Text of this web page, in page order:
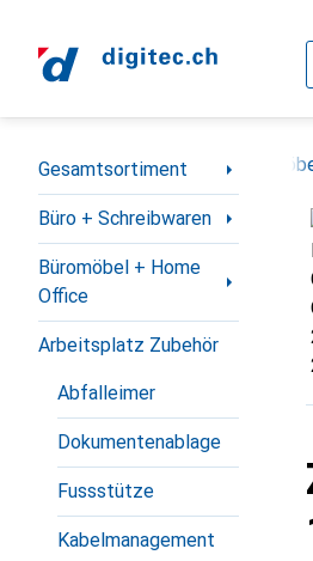
Navigation nach Kategorien
Gesamtsortiment
Büro + Schreibwaren
Büromöbel + Home
Office
Arbeitsplatz Zubehör
Abfalleimer
Dokumentenablage
Fussstütze
Kabelmanagement
Büro + Schreibwaren